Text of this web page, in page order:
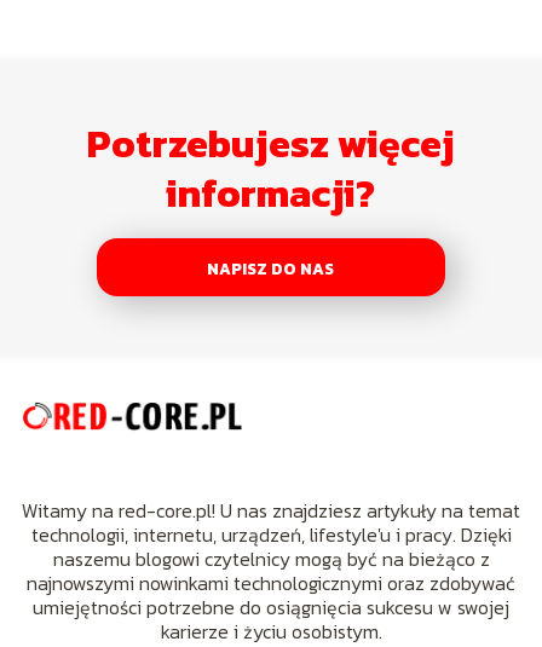
Potrzebujesz więcej
informacji?
NAPISZ DO NAS
Witamy na red-core.pl! U nas znajdziesz artykuły na temat
technologii, internetu, urządzeń, lifestyle'u i pracy. Dzięki
naszemu blogowi czytelnicy mogą być na bieżąco z
najnowszymi nowinkami technologicznymi oraz zdobywać
umiejętności potrzebne do osiągnięcia sukcesu w swojej
karierze i życiu osobistym.